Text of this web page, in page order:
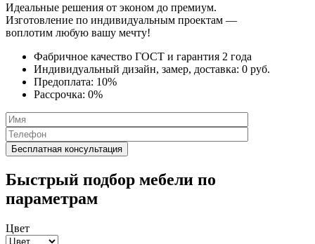
Идеальные решения от эконом до премиум.
Изготовление по индивидуальным проектам —
воплотим любую вашу мечту!
Фабричное качество ГОСТ и гарантия 2 года
Индивидуальный дизайн, замер, доставка: 0 руб.
Предоплата: 10%
Рассрочка: 0%
Быстрый подбор мебели по
параметрам
Цвет